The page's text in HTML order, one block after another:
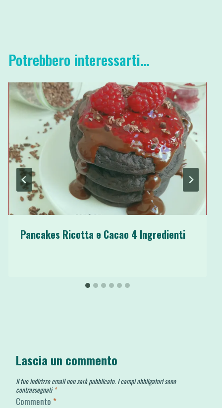
Potrebbero interessarti...
Pancakes Ricotta e Cacao 4 Ingredienti
Lascia un commento
Il tuo indirizzo email non sarà pubblicato. I campi obbligatori sono
contrassegnati *
Commento *